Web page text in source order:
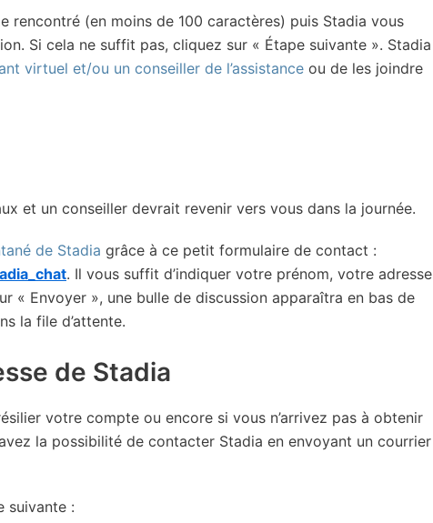
rencontré (en moins de 100 caractères) puis Stadia vous
Si cela ne suffit pas, cliquez sur « Étape suivante ». Stadia
virtuel et/ou un conseiller de l’assistance ou de les joindre
et un conseiller devrait revenir vers vous dans la journée.
de Stadia grâce à ce petit formulaire de contact :
. Il vous suffit d’indiquer votre prénom, votre adresse
« Envoyer », une bulle de discussion apparaîtra en bas de
la file d’attente.
de Stadia
votre compte ou encore si vous n’arrivez pas à obtenir
la possibilité de contacter Stadia en envoyant un courrier
suivante :